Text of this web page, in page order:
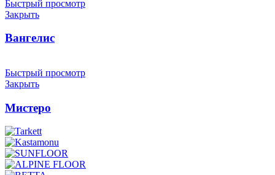
Быстрый просмотр
Закрыть
Вангелис
Быстрый просмотр
Закрыть
Мистеро